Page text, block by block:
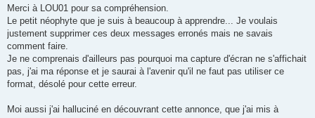
e
s
s
a
g
e
Merci à LOU01 pour sa compréhension.
Le petit néophyte que je suis à beaucoup à apprendre... Je voulais
justement supprimer ces deux messages erronés mais ne savais
comment faire.
Je ne comprenais d'ailleurs pas pourquoi ma capture d'écran ne s'affichait
pas, j'ai ma réponse et je saurai à l'avenir qu'il ne faut pas utiliser ce
format, désolé pour cette erreur.
Moi aussi j'ai halluciné en découvrant cette annonce, que j'ai mis à